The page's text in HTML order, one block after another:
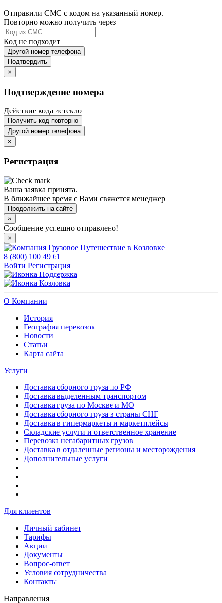
Отправили СМС с кодом на указанный номер.
Повторно можно получить через
Код не подходит
Другой номер телефона
Подтвердить
×
Подтверждение номера
Действие кода истекло
Получить код повторно
Другой номер телефона
×
Регистрация
Ваша заявка принята.
В ближайшее время с Вами свяжется менеджер
Продолжить на сайте
×
Сообщение успешно отправлено!
×
8 (800) 100 49 61
Войти Регистрация
Поддержка
Козловка
О Компании
История
География перевозок
Новости
Статьи
Карта сайта
Услуги
Доставка сборного груза по РФ
Доставка выделенным транспортом
Доставка груза по Москве и МО
Доставка сборного груза в страны СНГ
Доставка в гипермаркеты и маркетплейсы
Складские услуги и ответственное хранение
Перевозка негабаритных грузов
Доставка в отдаленные регионы и месторождения
Дополнительные услуги
Для клиентов
Личный кабинет
Тарифы
Акции
Документы
Вопрос-ответ
Условия сотрудничества
Контакты
Направления